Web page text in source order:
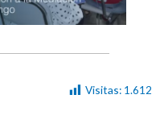
Visitas: 1.612